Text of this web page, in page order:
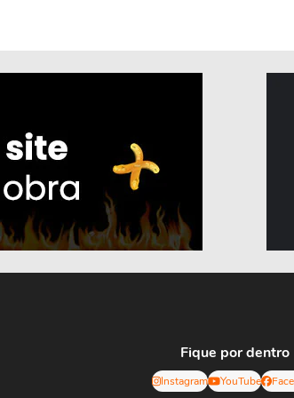
Fique por dentro
Instagram YouTube